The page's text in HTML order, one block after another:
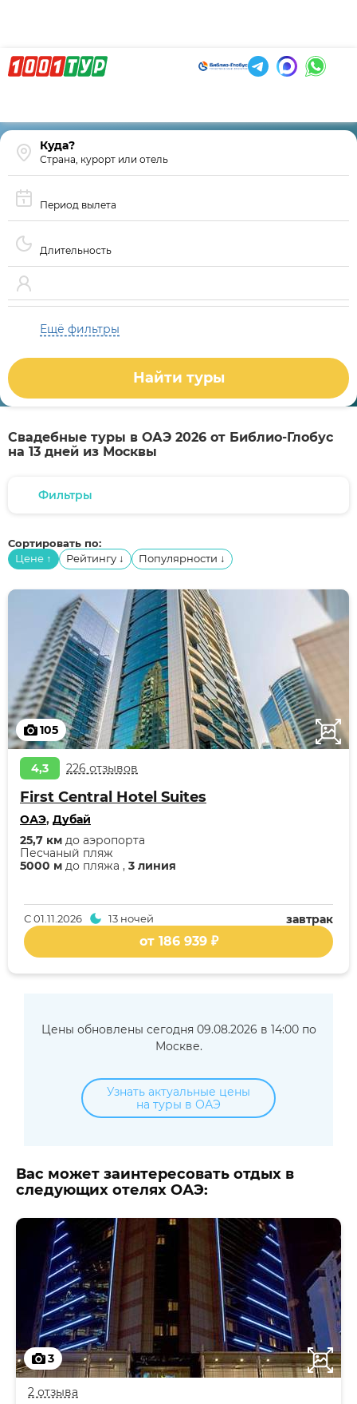
Страна, курорт или отель
Период вылета
Длительность
Ещё фильтры
Найти туры
Свадебные туры в ОАЭ 2026 от Библио-Глобус
на 13 дней из Москвы
Фильтры
Сортировать по:
Цене ↑ Рейтингу ↓ Популярности ↓
105
4,3 226 отзывов
First Central Hotel Suites
ОАЭ, Дубай
5000 м до пляжа , 3 линия
Песчаный пляж
25,7 км до аэропорта
завтрак
С01.11.2026 13 ночей
от 186 939 ₽
Цены обновлены сегодня 09.08.2026 в 14:00 по
Москве.
Узнать актуальные цены
на туры в ОАЭ
Вас может заинтересовать отдых в
следующих отелях ОАЭ:
3
2 отзыва